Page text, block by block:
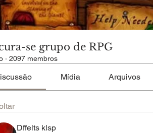
se grupo de RPG
· 2097 membros
Mídia Arquivos
Dffelts klsp